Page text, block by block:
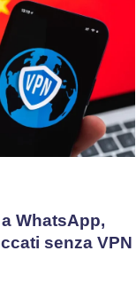
WhatsApp,
senza VPN